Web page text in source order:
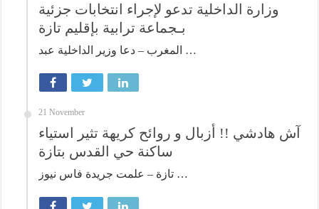
وزارة الداخلية تدعو لإجراء انتخابات جزئية
بـجماعة ترابية بإقليم تازة
المغرب – دعا وزير الداخلية عبد …
21 November
آش هادشي !! أزبال و روائح كريهة تثير استياء
ساكنة حي القدس بتازة
تازة – علمت جريدة فاس نيوز …